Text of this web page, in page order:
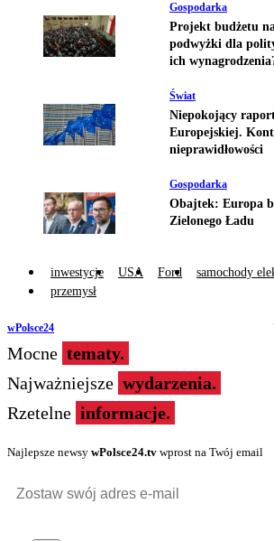
Gospodarka
Projekt budżetu
podwyżki dla
ich
Świat
Niepokojący
Europejskiej.
nieprawidłowości
Gospodarka
Obajtek: Europa
Zielonego Ładu
inwestycje USA Ford samochody
przemysł
wPolsce24
Mocne tematy.
Najważniejsze wydarzenia.
Rzetelne informacje.
Najlepsze newsy wPolsce24.tv wprost na Twój email